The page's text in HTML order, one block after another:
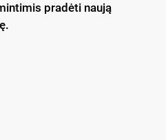
pradėti naują